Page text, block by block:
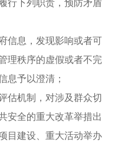
行下列职责，预防矛盾
信息，发现影响或者可
理秩序的虚假或者不完
息予以澄清；
估机制，对涉及群众切
安全的重大改革举措出
目建设、重大活动举办